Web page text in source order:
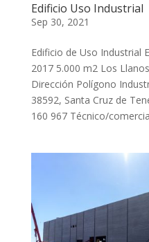
Edificio Uso Industrial
Sep 30, 2021
Edificio de Uso Industrial
2017 5.000 m2 Los
Dirección Polígono
38592, Santa Cruz de
160 967 Técnico/